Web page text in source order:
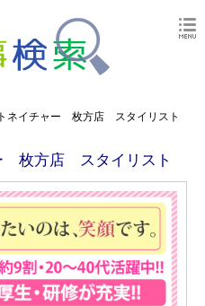
ネイチャー 枚方店 スタイリスト
枚方店 スタイリスト